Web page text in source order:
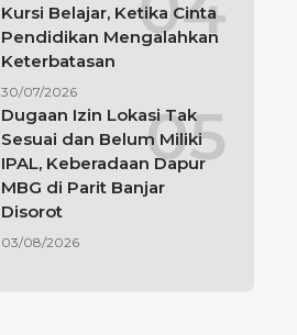
Kursi Belajar, Ketika Cinta
Pendidikan Mengalahkan
Keterbatasan
30/07/2026
Dugaan Izin Lokasi Tak
Sesuai dan Belum Miliki
IPAL, Keberadaan Dapur
MBG di Parit Banjar
Disorot
03/08/2026